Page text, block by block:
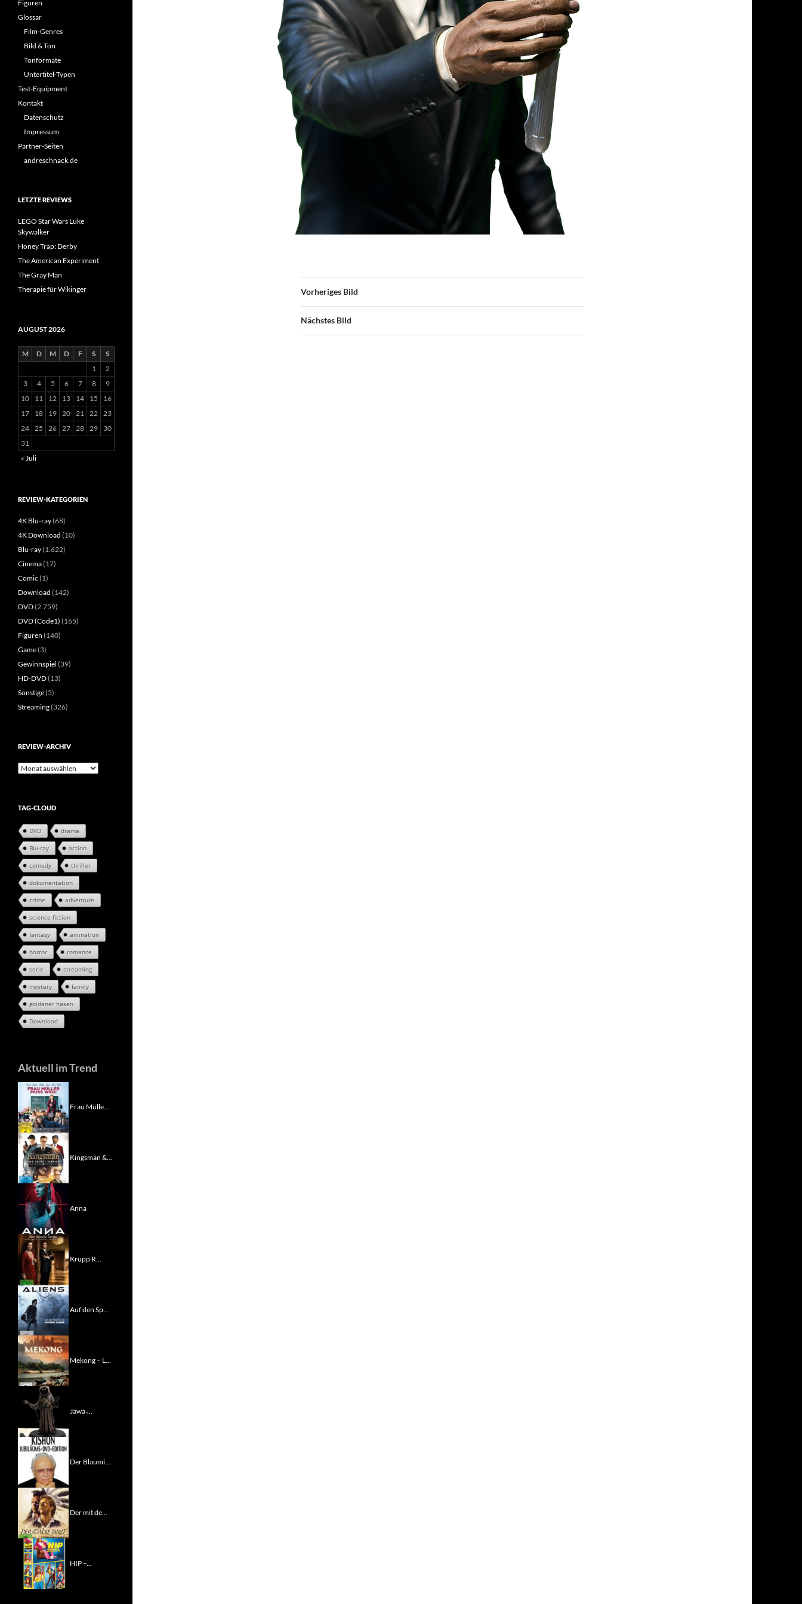
Vorheriges Bild
Nächstes Bild
Figuren
Glossar
Film-Genres
Bild & Ton
Tonformate
Untertitel-Typen
Test-Equipment
Kontakt
Datenschutz
Impressum
Partner-Seiten
andreschnack.de
LETZTE REVIEWS
LEGO Star Wars Luke
Skywalker
Honey Trap: Derby
The American Experiment
The Gray Man
Therapie für Wikinger
AUGUST 2026
M D M D F S
S
1
2
3
4 5 6 7 8
9
10
11 12 13 14 15
16
17
18 19 20 21 22 23
24 25 26 27 28 29
30
31
« Juli
REVIEW-KATEGORIEN
4K Blu-ray(68)
4K Download (10)
Blu-ray(1.622)
Cinema(17)
Comic (1)
Download (142)
DVD(2.759)
DVD (Code1) (165)
Figuren (140)
Game(3)
Gewinnspiel (39)
HD-DVD(13)
Sonstige(5)
Streaming(326)
REVIEW-ARCHIV
Review-
TAG-CLOUD
DVD drama
Blu-ray action
comedy thriller
dokumentation
crime adventure
science-fiction
fantasy animation
horror romance
serie streaming
mystery family
goldener haken
Download
Aktuell im Trend
Frau Mülle...
Kingsman &...
Anna
Krupp R...
Auf den Sp...
Mekong – L...
Jawa ̵...
Der Blaumi...
Der mit de...
HIP –...